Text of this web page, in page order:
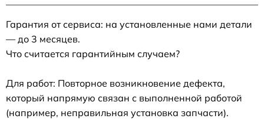
Гарантия от сервиса: на установленные нами детали
— до 3 месяцев.
Что считается гарантийным случаем?
Для работ: Повторное возникновение дефекта,
который напрямую связан с выполненной работой
(например, неправильная установка запчасти).